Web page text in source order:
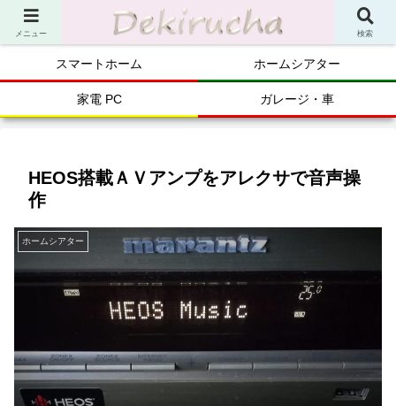
スマートホーム ホームシアター
家電 PC ガレージ・車
HEOS搭載ＡＶアンプをアレクサで音声操
作
ホームシアター
メニュー 検索